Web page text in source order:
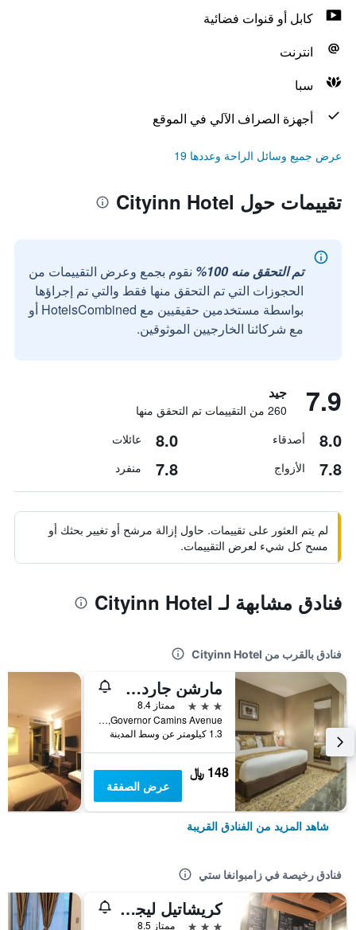
كابل أو قنوات فضائية
انترنت
سبا
أجهزة الصراف الآلي في الموقع
عرض جميع وسائل الراحة وعددها 19
تقييمات حول Cityinn Hotel
تم التحقق منه 100%
نقوم بجمع وعرض التقييمات من
الحجوزات التي تم التحقق منها فقط والتي تم إجراؤها
بواسطة مستخدمين حقيقيين مع HotelsCombined أو
مع شركائنا الخارجيين الموثوقين.
7.9 جيد
260 من التقييمات تم التحقق منها
8.0 أصدقاء 8.0 عائلات
7.8 الأزواج 7.8 منفرد
لم يتم العثور على تقييمات. حاول إزالة مرشح أو تغيير بحثك أو
مسح كل شيء لعرض التقييمات.
فنادق مشابهة لـ Cityinn Hotel
فنادق بالقرب من Cityinn Hotel
مارشن جاردن هوتل
3 نجوم
ممتاز 8.4
Governor Camins Avenue, زامبوانغا ستي, الفلبين
1.3 كيلومتر عن وسط المدينة
148 ﷼
عرض الصفقة
شاهد المزيد من الفنادق القريبة
فنادق رخيصة في زامبوانغا ستي
كريشاتيل ليجر إن
3 نجوم
ممتاز 8.5